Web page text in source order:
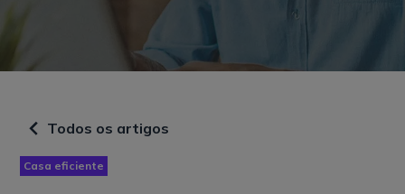
Todos os artigos
Casa eficiente